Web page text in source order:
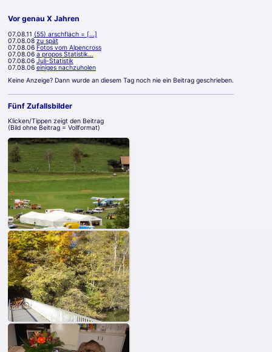
Vor genau X Jahren
07.08.11 (55) arschflach = [...]
07.08.08 zu spät
07.08.06 Fotos vom Alpencross
07.08.06 a propos Statistik...
07.08.06 Juli-Statistik
07.08.06 einiges nachzuholen
Keine Anzeige? Dann wurde an diesem Tag noch nie ein Beitrag geschrieben.
Fünf Zufallsbilder
Klicken/Tippen zeigt den Beitrag
(Bild ohne Beitrag = Vollformat)